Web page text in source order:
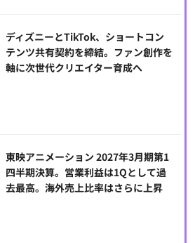
ディズニーとTikTok、ショートコン
テンツ共有契約を締結。ファン創作を
軸に次世代クリエイター育成へ
東映アニメーション 2027年3月期第1
四半期決算。営業利益は1Qとして過
去最高。海外売上比率はさらに上昇